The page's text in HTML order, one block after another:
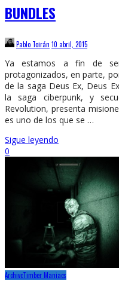
BUNDLES
Pablo Toirán 10 abril, 2015
Ya estamos a fin de
protagonizados, en parte,
de la saga Deus Ex, Deus
la saga ciberpunk, y
Revolution, presenta
es uno de los que se …
Sigue leyendo
0
ArchivoTimber Maniacs